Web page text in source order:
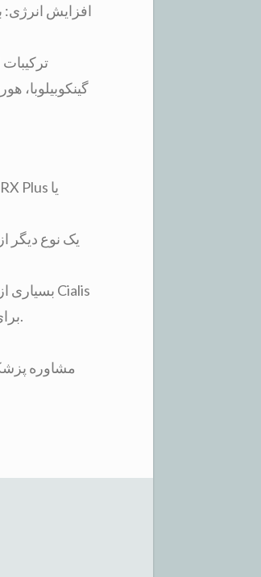
افزایش انرژی:
گینکوبیلوبا،
یا Viagra، برای افراد با مشکلات نعوظ نیز بهعنوان درمانهای موثر شناخته میشوند.
مشاوره